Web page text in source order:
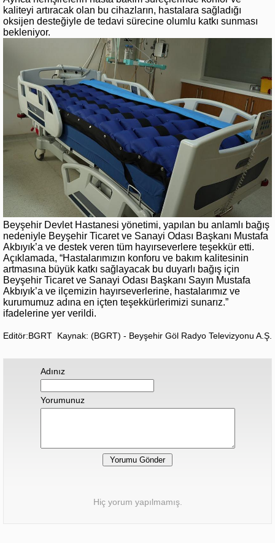
kaliteyi artıracak olan bu cihazların, hastalara sağladığı
oksijen desteğiyle de tedavi sürecine olumlu katkı sunması
bekleniyor.
Beyşehir Devlet Hastanesi yönetimi, yapılan bu anlamlı bağış
nedeniyle Beyşehir Ticaret ve Sanayi Odası Başkanı Mustafa
Akbıyık’a ve destek veren tüm hayırseverlere teşekkür etti.
Açıklamada, “Hastalarımızın konforu ve bakım kalitesinin
artmasına büyük katkı sağlayacak bu duyarlı bağış için
Beyşehir Ticaret ve Sanayi Odası Başkanı Sayın Mustafa
Akbıyık’a ve ilçemizin hayırseverlerine, hastalarımız ve
kurumumuz adına en içten teşekkürlerimizi sunarız.”
ifadelerine yer verildi.
Editör:BGRT Kaynak: (BGRT) - Beyşehir Göl Radyo Televizyonu A.Ş.
Adınız
Yorumunuz
Hiç yorum yapılmamış.